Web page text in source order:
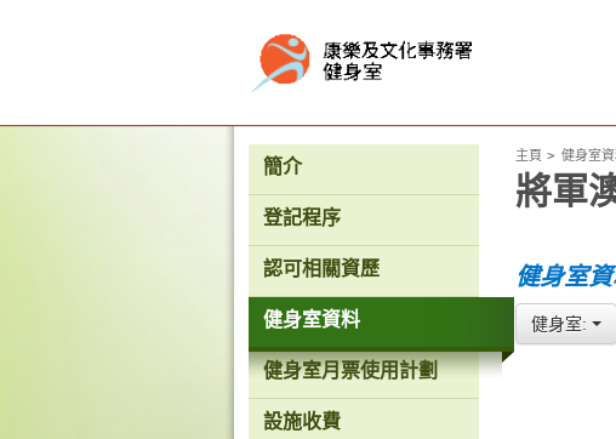
按“Tab”進入菜單
簡介
登記程序
認可相關資歷
健身室資料
健身室月票使用計劃
設施收費
主頁 健身室
將軍
健身室
健身室: